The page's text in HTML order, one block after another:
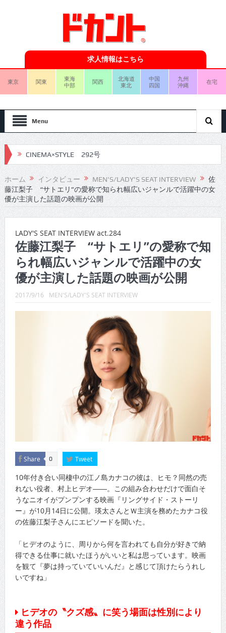
求人情報はこちら
東京 関東
東海
中部
関西
北海道
東北
中国
四国
九州
沖縄
在宅
Menu
CINEMA×STYLE 292号
CINEMA×STYLE 291号
CINEMA×STYLE 290号
CINEMA×STYLE 289号
CINEMA×STYLE 288号
CINEMA×STYLE 287号
CINEMA×STYLE 286号
CINEMA×STYLE 293号
ホーム インタビュー MEN'S/LADY'S SEAT INTERVIEW
佐
藤江梨子 “サトエリ”の愛称で知られ幅広いジャンルで活躍中の女
優が主演した話題の映画が公開
LADY'S SEAT INTERVIEW act.284
佐藤江梨子 “サトエリ”の愛称で知
られ幅広いジャンルで活躍中の女
優が主演した話題の映画が公開
2017/9/16 MEN'S/LADY'S SEAT INTERVIEW
Share 0 Tweet
10年付き合い同棲中の江ノ島カナコの彼は、ヒモ？同然の売
れない役者、村上ヒデオ――。この組み合わせだけで面白そ
うなニオイがプンプンする映画『リングサイド・ストーリ
ー』が10月14日に公開。瑛太さんとＷ主演を務めたカナコ役
の佐藤江梨子さんにエピソードを聞いた。
「ヒデオのように、周りから何を言われても自分が好きで納
得できる仕事に就いたほうがいいと私は思っています。映画
を観て『夢は持っていていいんだ』と感じて頂けたらうれし
いですね」
ヒデオの〝クズ感〟に笑う場面は性別により
違う作品